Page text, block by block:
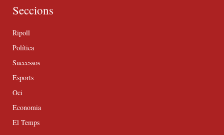
Seccions
Ripoll
Política
Successos
Esports
Oci
Economia
El Temps